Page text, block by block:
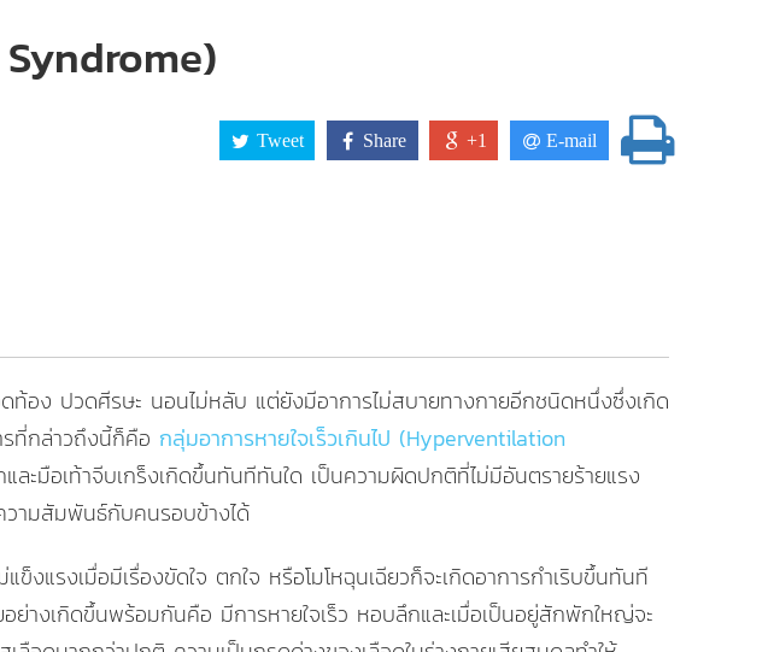
Tweet Share +1 E-mail
ท้อง ปวดศีรษะ นอนไม่หลับ แต่ยังมีอาการไม่สบายทางกายอีกชนิดหนึ่งซึ่งเกิด
รที่กล่าวถึงนี้ก็คือ กลุ่มอาการหายใจเร็วเกินไป (Hyperventilation
ะมือเท้าจีบเกร็งเกิดขึ้นทันทีทันใด เป็นความผิดปกติที่ไม่มีอันตรายร้ายแรง
วามสัมพันธ์กับคนรอบข้างได้
รงเมื่อมีเรื่องขัดใจ ตกใจ หรือโมโหฉุนเฉียวก็จะเกิดอาการกำเริบขึ้นทันที
ย่างเกิดขึ้นพร้อมกันคือ มีการหายใจเร็ว หอบลึกและเมื่อเป็นอยู่สักพักใหญ่จะ